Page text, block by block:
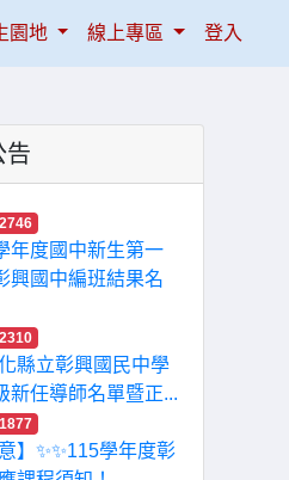
園地 線上專區 登入
告
2746
年度國中新生第一
興國中編班結果名
2310
縣立彰興國民中學
新任導師名單暨正...
1877
】✨✨115學年度彰